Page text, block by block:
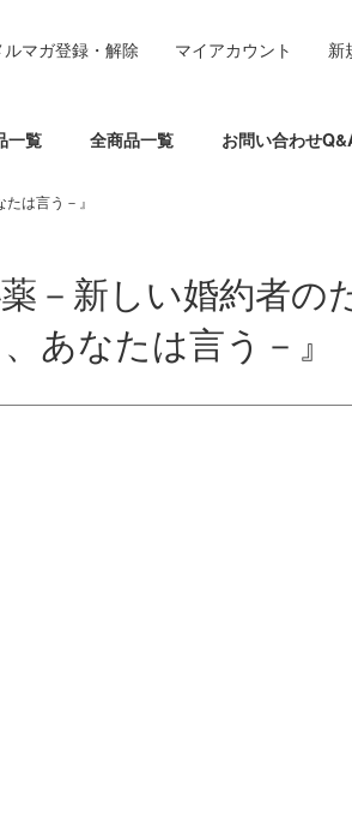
一覧 全商品一覧 お問い合わせ
ルマガ登録・解除 マイアカウント 新
は言う－』
薬－新しい婚約者
あなたは言う－』